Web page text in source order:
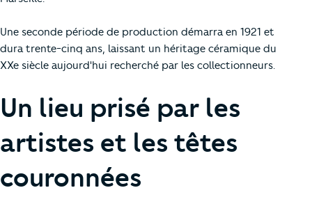
Une seconde période de production démarra en 1921 et
dura trente-cinq ans, laissant un héritage céramique du
XXe siècle aujourd'hui recherché par les collectionneurs.
Un lieu prisé par les
artistes et les têtes
couronnées